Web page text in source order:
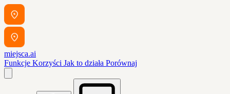
miejsca.ai
Funkcje Korzyści Jak to działa Porównaj